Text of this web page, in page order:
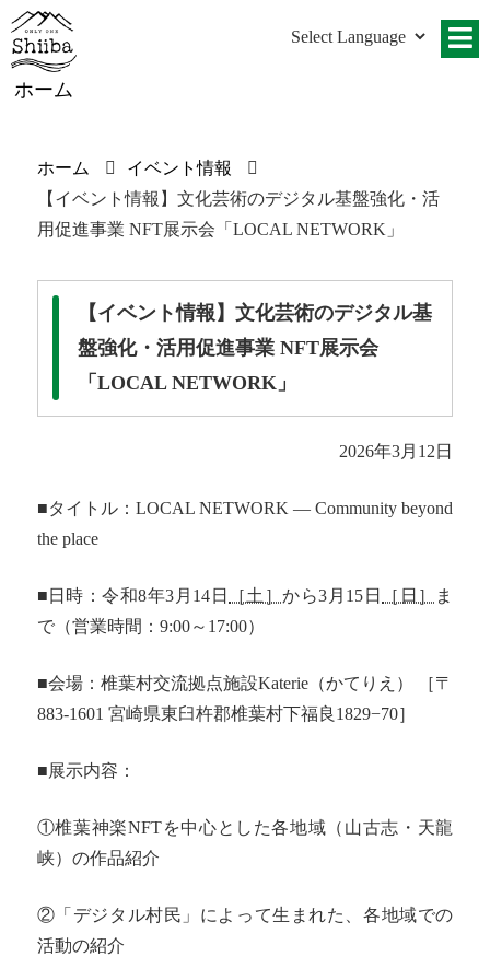
ホーム
ホーム
イベント情報
【イベント情報】文化芸術のデジタル基盤強化・活
用促進事業 NFT展示会「LOCAL NETWORK」
【イベント情報】文化芸術のデジタル基
盤強化・活用促進事業 NFT展示会
「LOCAL NETWORK」
2026年3月12日
■タイトル：LOCAL NETWORK — Community beyond
the place
■日時：令和8年3月14日 ［土］から3月15日 ［日］
ま
で（営業時間：9:00～17:00）
■会場：椎葉村交流拠点施設Katerie（かてりえ） ［〒
883-1601 宮崎県東臼杵郡椎葉村下福良1829−70］
■展示内容：
①椎葉神楽NFTを中心とした各地域（山古志・天龍
峡）の作品紹介
②「デジタル村民」によって生まれた、各地域での
活動の紹介